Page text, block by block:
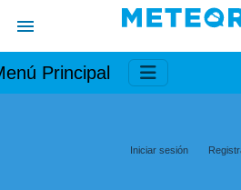
Principal
Iniciar sesión